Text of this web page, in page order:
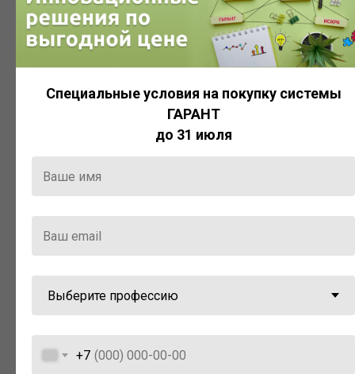
Компания «Гарант» стала
победителем премии «Время
Система
ГАРАНТ
Актуальная правовая информация
и инструменты для максимально
эффективной работы с ней.
Специальные условия на покупку системы
ГАРАНТ
до 31 июля
+7